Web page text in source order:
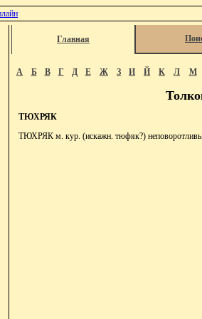
Главная
А Б В Г Д Е Ж З И Й К Л М
ТЮХРЯК
ТЮХРЯК м. кур. (искажн. тюфяк?)